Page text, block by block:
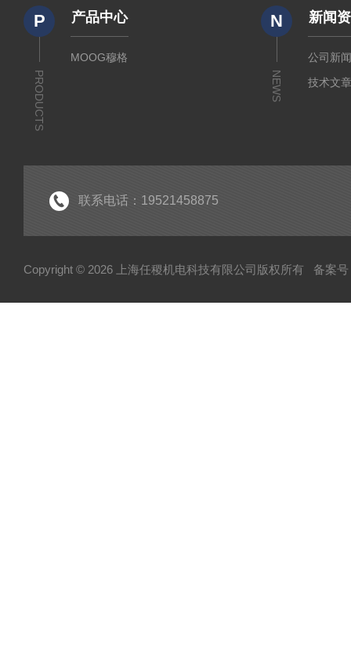
P
PRODUCTS
产品中心
MOOG穆格
N
NEWS
新闻
公司新
技术文
联系电话：19521458875
Copyright © 2026 上海任稷机电科技有限公司版权所有 备案号